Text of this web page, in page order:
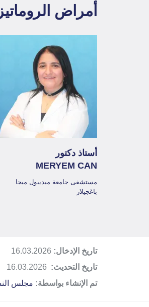
أمراض
أستاذ دكتور
MERYEM CAN
مستشفى جامعة ميديبول ميجا
باغجيلار
تاريخ الإدخال: 16.03.2026
تاريخ التحديث:
تم الإنشاء بواسطة: مجلس